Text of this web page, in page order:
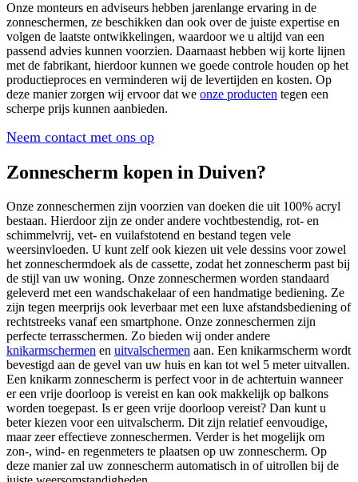
Onze monteurs en adviseurs hebben jarenlange ervaring in de
zonneschermen, ze beschikken dan ook over de juiste expertise en
volgen de laatste ontwikkelingen, waardoor we u altijd van een
passend advies kunnen voorzien. Daarnaast hebben wij korte lijnen
met de fabrikant, hierdoor kunnen we goede controle houden op het
productieproces en verminderen wij de levertijden en kosten. Op
deze manier zorgen wij ervoor dat we onze producten tegen een
scherpe prijs kunnen aanbieden.
Neem contact met ons op
Zonnescherm kopen in Duiven?
Onze zonneschermen zijn voorzien van doeken die uit 100% acryl
bestaan. Hierdoor zijn ze onder andere vochtbestendig, rot- en
schimmelvrij, vet- en vuilafstotend en bestand tegen vele
weersinvloeden. U kunt zelf ook kiezen uit vele dessins voor zowel
het zonneschermdoek als de cassette, zodat het zonnescherm past bij
de stijl van uw woning. Onze zonneschermen worden standaard
geleverd met een wandschakelaar of een handmatige bediening. Ze
zijn tegen meerprijs ook leverbaar met een luxe afstandsbediening of
rechtstreeks vanaf een smartphone. Onze zonneschermen zijn
perfecte terrasschermen. Zo bieden wij onder andere
knikarmschermen en uitvalschermen aan. Een knikarmscherm wordt
bevestigd aan de gevel van uw huis en kan tot wel 5 meter uitvallen.
Een knikarm zonnescherm is perfect voor in de achtertuin wanneer
er een vrije doorloop is vereist en kan ook makkelijk op balkons
worden toegepast. Is er geen vrije doorloop vereist? Dan kunt u
beter kiezen voor een uitvalscherm. Dit zijn relatief eenvoudige,
maar zeer effectieve zonneschermen. Verder is het mogelijk om
zon-, wind- en regenmeters te plaatsen op uw zonnescherm. Op
deze manier zal uw zonnescherm automatisch in of uitrollen bij de